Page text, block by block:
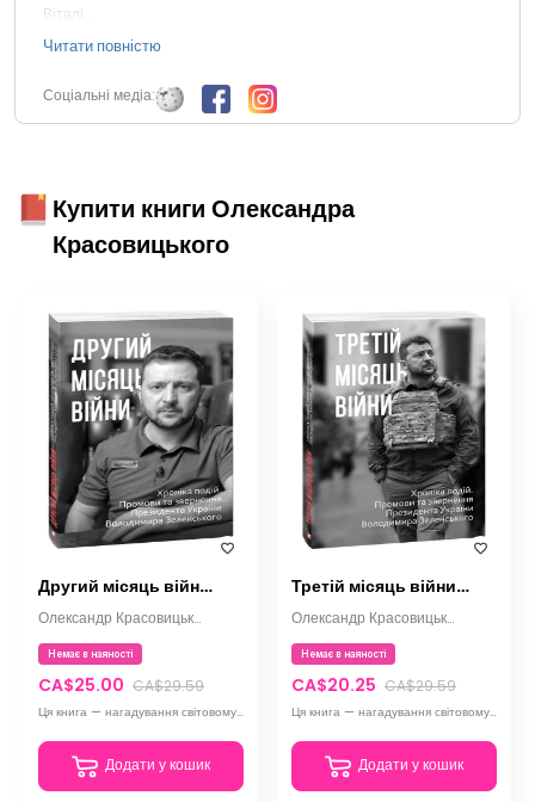
Віталі…
Читати повністю
Соціальні медіа:
Купити книги Олександра
Красовицького
Другий місяць війни. Хроніка подій. Промови та звернення Президента Володимира Зеленського
Олександр Красовицький
Немає в наяності
CA$25.00 CA$29.59
Ця книга — нагадування світовому суспільству про те, що російсько-українська війна триває...
Додати у кошик
Третій місяць війни. Хроніка подій. Промови та звернення Президента Володимира Зеленського
Олександр Красовицький
Немає в наяності
CA$20.25 CA$29.59
Ця книга — нагадування світовому суспільству про те, що російсько-українська війна триває
Додати у кошик